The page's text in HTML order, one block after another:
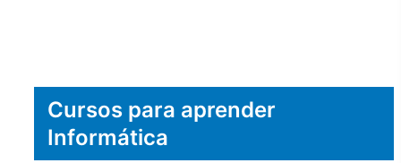
Cursos para aprender
Informática